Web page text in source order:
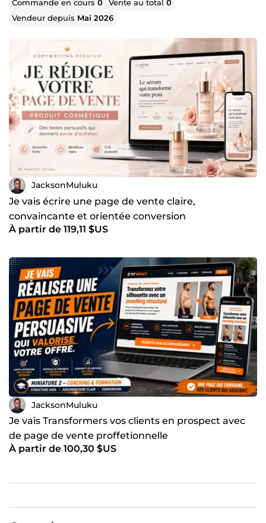
prospects.
Vous avez besoin d’un texte professionnel pour présenter
ou promouvoir votre activité ?
Découvrez mes services et contactez-moi pour discuter
de votre projet.
Commande en cours0 Vente au total0
Vendeur depuis Mai 2026
JacksonMuluku
Je vais écrire une page de vente claire,
convaincante et orientée conversion
À partir de 119,11 $US
JacksonMuluku
Je vais Transformers vos clients en prospect avec
de page de vente proffetionnelle
À partir de 100,30 $US